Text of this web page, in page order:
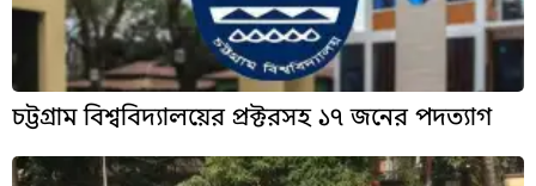
চট্টগ্রাম বিশ্ববিদ্যালয়ের প্রক্টরসহ ১৭ জনের পদত্যাগ